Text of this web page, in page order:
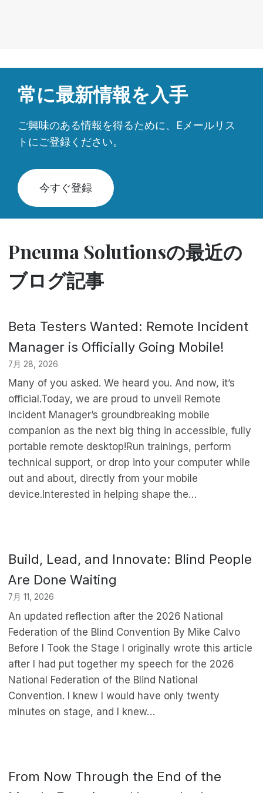
常に最新情報を入手
ご興味のある情報を得るために、Eメールリス
トにご登録ください。
今すぐ登録
Pneuma Solutionsの最近の
ブログ記事
Beta Testers Wanted: Remote Incident
Manager is Officially Going Mobile!
7月 28, 2026
Many of you asked. We heard you. And now, it’s
official.Today, we are proud to unveil Remote
Incident Manager’s groundbreaking mobile
companion as the next big thing in accessible, fully
portable remote desktop!Run trainings, perform
technical support, or drop into your computer while
out and about, directly from your mobile
device.Interested in helping shape the…
Build, Lead, and Innovate: Blind People
Are Done Waiting
7月 11, 2026
An updated reflection after the 2026 National
Federation of the Blind Convention By Mike Calvo
Before I Took the Stage I originally wrote this article
after I had put together my speech for the 2026
National Federation of the Blind National
Convention. I knew I would have only twenty
minutes on stage, and I knew…
From Now Through the End of the